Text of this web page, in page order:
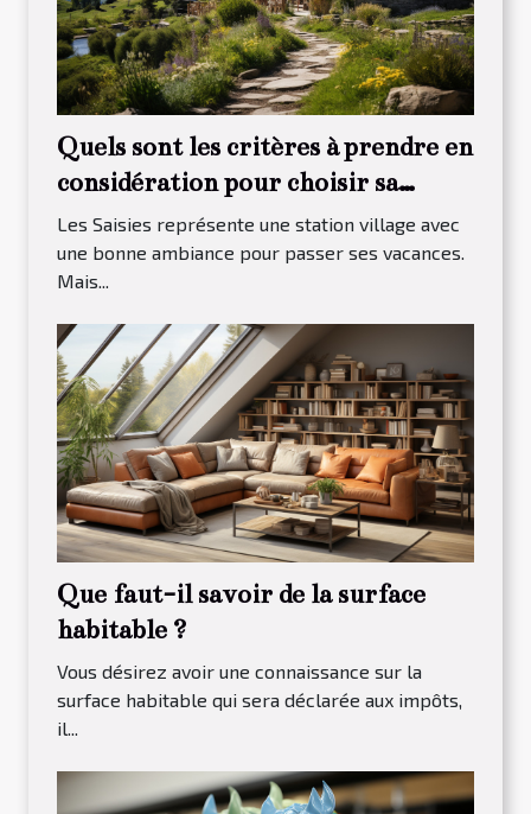
Quels sont les critères à prendre en
considération pour choisir sa
maison à louer dans Les Saisies ?
Les Saisies représente une station village avec
une bonne ambiance pour passer ses vacances.
Mais...
Que faut-il savoir de la surface
habitable ?
Vous désirez avoir une connaissance sur la
surface habitable qui sera déclarée aux impôts,
il...